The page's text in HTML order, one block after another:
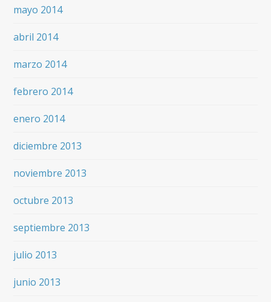
mayo 2014
abril 2014
marzo 2014
febrero 2014
enero 2014
diciembre 2013
noviembre 2013
octubre 2013
septiembre 2013
julio 2013
junio 2013